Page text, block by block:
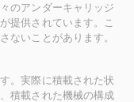
のアンダーキャリッジ
提供されています。こ
ないことがあります。
。実際に積載された状
積載された機械の構成